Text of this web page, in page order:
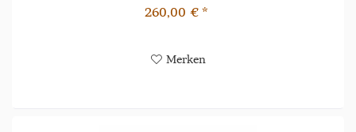
260,00 € *
Merken